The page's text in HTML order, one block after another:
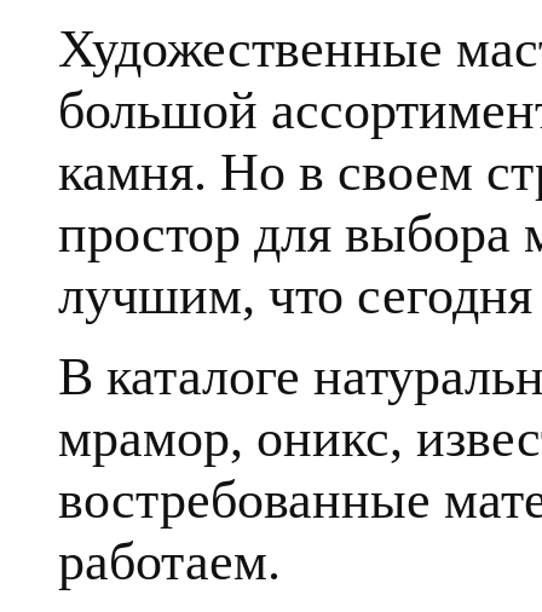
Художественные
большой
камня. Но в своем
простор для выбора
лучшим, что
В каталоге
мрамор, оникс,
востребованные
работаем.